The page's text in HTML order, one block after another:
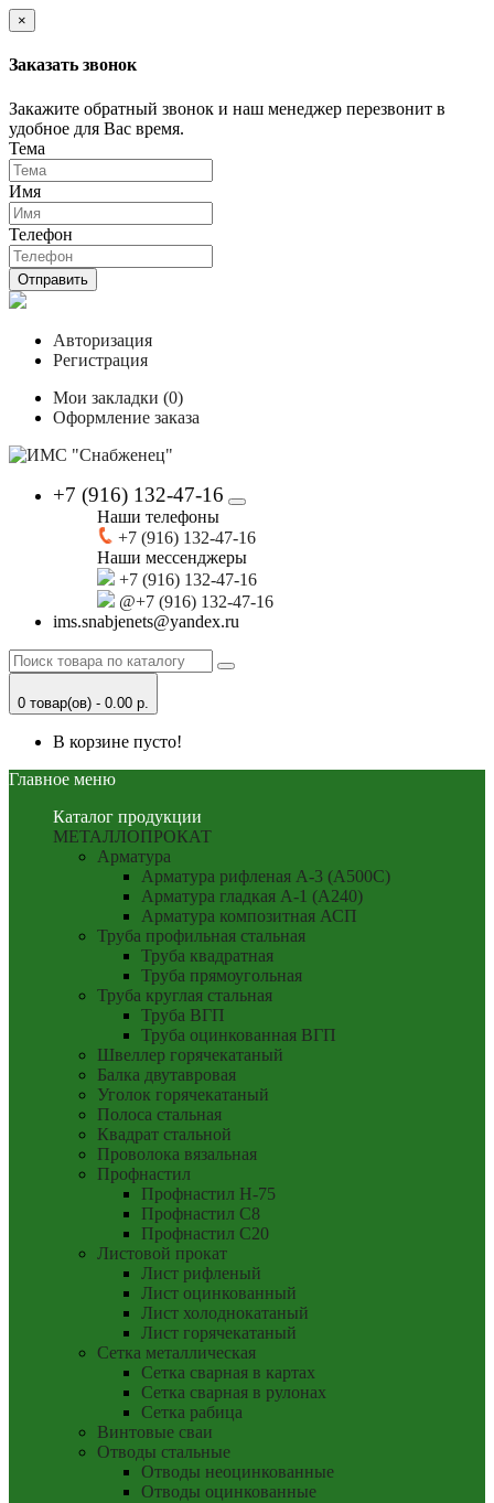
×
Заказать звонок
Закажите обратный звонок и наш менеджер перезвонит в
удобное для Вас время.
Тема
Имя
Телефон
Отправить
Авторизация
Регистрация
Мои закладки (0)
Оформление заказа
+7 (916) 132-47-16
Наши телефоны
+7 (916) 132-47-16
Наши мессенджеры
+7 (916) 132-47-16
@+7 (916) 132-47-16
ims.snabjenets@yandex.ru
0 товар(ов) - 0.00 р.
В корзине пусто!
Главное меню
Каталог продукции
МЕТАЛЛОПРОКАТ
Арматура
Арматура рифленая А-3 (А500С)
Арматура гладкая А-1 (А240)
Арматура композитная АСП
Труба профильная стальная
Труба квадратная
Труба прямоугольная
Труба круглая стальная
Труба ВГП
Труба оцинкованная ВГП
Швеллер горячекатаный
Балка двутавровая
Уголок горячекатаный
Полоса стальная
Квадрат стальной
Проволока вязальная
Профнастил
Профнастил Н-75
Профнастил С8
Профнастил С20
Листовой прокат
Лист рифленый
Лист оцинкованный
Лист холоднокатаный
Лист горячекатаный
Сетка металлическая
Сетка сварная в картах
Сетка сварная в рулонах
Сетка рабица
Винтовые сваи
Отводы стальные
Отводы неоцинкованные
Отводы оцинкованные